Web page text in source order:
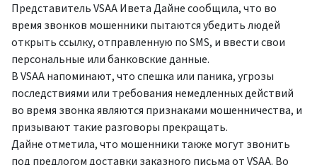
Представитель VSAA Ивета Дайне сообщила, что во
время звонков мошенники пытаются убедить людей
открыть ссылку, отправленную по SMS, и ввести свои
персональные или банковские данные.
В VSAA напоминают, что спешка или паника, угрозы
последствиями или требования немедленных действий
во время звонка являются признаками мошенничества, и
призывают такие разговоры прекращать.
Дайне отметила, что мошенники также могут звонить
под предлогом доставки заказного письма от VSAA. Во